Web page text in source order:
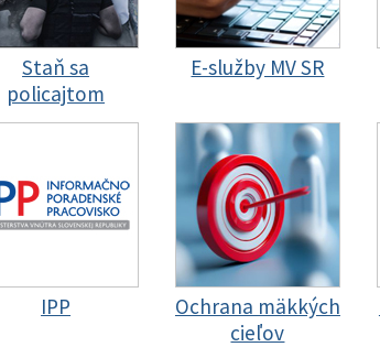
Staň sa
policajtom
E-služby MV SR
IPP
Ochrana mäkkých
cieľov